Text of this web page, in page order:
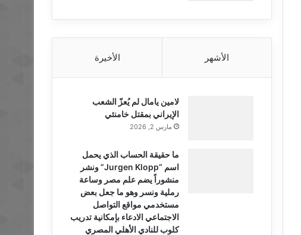
الأشهر الأخيرة
لامين يامال لم يُعزّ الشعب
الإيراني بمقتل خامنئي
مارس 2, 2026
ما حقيقة الحساب الذي يحمل
اسم “Jurgen Klopp” ونشر
منشوراً يضم علم مصر وساعة
رملية ونسر وهو ما جعل بعض
مستخدمي مواقع التواصل
الاجتماعي الادعاء بإمكانية تدريب
كلوب للنادي الأهلي المصري